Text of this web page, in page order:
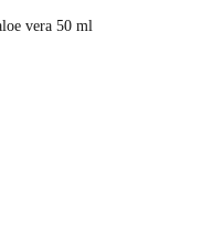
vera 50 ml